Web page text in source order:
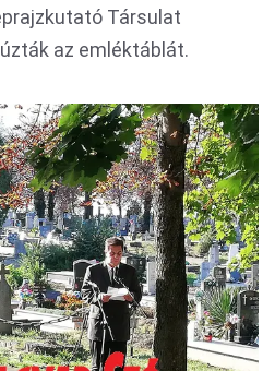
Társulat
az emléktáblát.